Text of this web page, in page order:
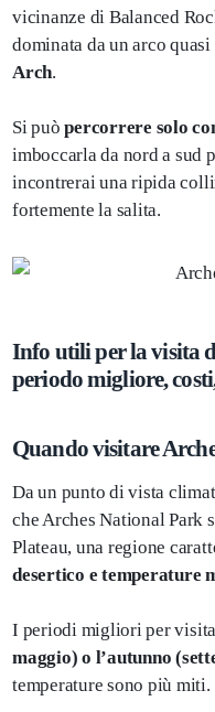
vicinanze di Balanced
dominata da un arco
Arch.
Si puòpercorrere solo
imboccarla da nord a sud
incontrerai una ripida
fortemente la salita.
Info utili per la visita
periodo migliore,
Quando visitare
Da un punto di vista
che Arches National Park
Plateau, una regione
desertico e temperature
I periodi migliori per
maggio) o l’autunno
temperature sono più miti.